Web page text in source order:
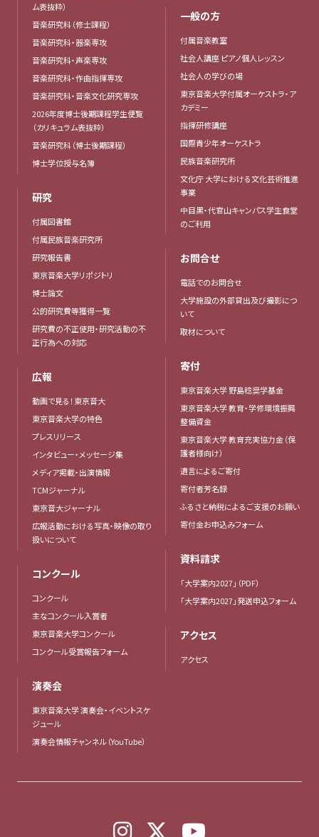
ム表抜粋）
音楽研究科（修士課程）
音楽研究科・器楽専攻
音楽研究科・声楽専攻
音楽研究科・作曲指揮専攻
音楽研究科・音楽文化研究専攻
2026年度博士後期課程学生便覧
（カリキュラム表抜粋）
音楽研究科（博士後期課程）
博士学位授与名簿
研究
付属図書館
付属民族音楽研究所
研究報告書
東京音楽大学リポジトリ
博士論文
公的研究費等獲得一覧
研究費の不正使用・研究活動の不
正行為への対応
広報
動画で見る！東京音大
東京音楽大学の特色
プレスリリース
インタビュー・メッセージ集
メディア掲載・出演情報
TCMジャーナル
東京音大ジャーナル
広報活動における写真・映像の取り
扱いについて
コンクール
コンクール
主なコンクール入賞者
東京音楽大学コンクール
コンクール受賞報告フォーム
演奏会
東京音楽大学 演奏会・イベントスケ
ジュール
演奏会情報チャンネル（YouTube）
一般の方
付属音楽教室
社会人講座 ピアノ個人レッスン
社会人の学びの場
東京音楽大学付属オーケストラ・ア
カデミー
指揮研修講座
国際青少年オーケストラ
民族音楽研究所
文化庁 大学における文化芸術推進
事業
中目黒・代官山キャンパス学生食堂
のご利用
お問合せ
電話でのお問合せ
大学施設の外部貸出及び撮影につ
いて
取材について
寄付
東京音楽大学 野島稔奨学基金
東京音楽大学 教育・学修環境振興
整備資金
東京音楽大学 教育充実協力金（保
護者様向け）
遺言によるご寄付
寄付者芳名録
ふるさと納税によるご支援のお願い
寄付金お申込みフォーム
資料請求
「大学案内2027」（PDF）
「大学案内2027」発送申込フォーム
アクセス
アクセス